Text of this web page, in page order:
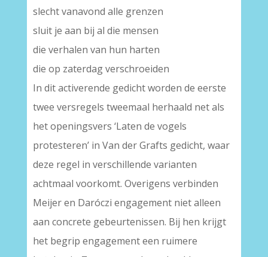
slecht vanavond alle grenzen
sluit je aan bij al die mensen
die verhalen van hun harten
die op zaterdag verschroeiden
In dit activerende gedicht worden de eerste
twee versregels tweemaal herhaald net als
het openingsvers ‘Laten de vogels
protesteren’ in Van der Grafts gedicht, waar
deze regel in verschillende varianten
achtmaal voorkomt. Overigens verbinden
Meijer en Daróczi engagement niet alleen
aan concrete gebeurtenissen. Bij hen krijgt
het begrip engagement een ruimere